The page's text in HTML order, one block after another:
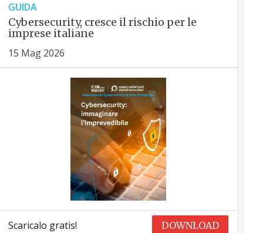
GUIDA
Cybersecurity, cresce il rischio per le
imprese italiane
15 Mag 2026
Scaricalo gratis! DOWNLOAD